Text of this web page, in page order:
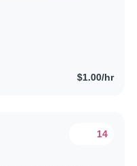
$1.00/hr
14